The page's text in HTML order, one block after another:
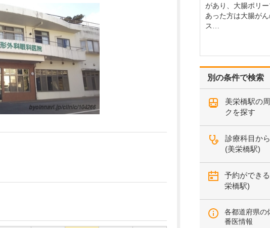
別の条件で検索
美栄橋駅の
クを探す
診療科目か
(美栄橋駅)
予約ができ
栄橋駅)
各都道府県の
番医情報
外…
があり、大腸ポリ
あった方は大腸がん
ス…